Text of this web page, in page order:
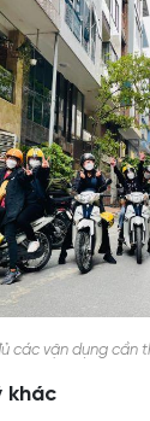
các vận dụng cần
khác